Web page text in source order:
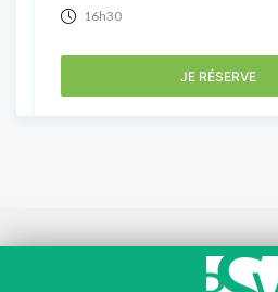
16h30
JE RÉSERVE